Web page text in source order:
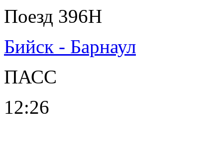
Поезд 396Н
Бийск - Барнаул
ПАСС
12:26